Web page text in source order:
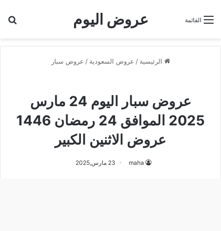
عروض اليوم القائمة
الرئيسية / عروض السعودية / عروض سبار
عروض سبار اليوم 24 مارس
2025 الموافق 24 رمضان 1446
عروض الاثنين الكبير
maha 23 مارس,2025